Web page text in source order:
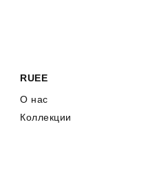
RUEE
О нас
Коллекции